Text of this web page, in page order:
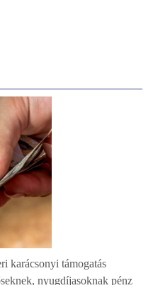
karácsonyi támogatás
nyugdíjasoknak pénz